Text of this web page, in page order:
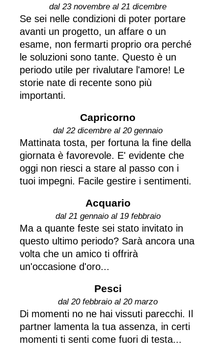
dal 23 novembre al 21 dicembre
Se sei nelle condizioni di poter portare
avanti un progetto, un affare o un
esame, non fermarti proprio ora perché
le soluzioni sono tante. Questo è un
periodo utile per rivalutare l'amore! Le
storie nate di recente sono più
importanti.
Capricorno
dal 22 dicembre al 20 gennaio
Mattinata tosta, per fortuna la fine della
giornata è favorevole. E' evidente che
oggi non riesci a stare al passo con i
tuoi impegni. Facile gestire i sentimenti.
Acquario
dal 21 gennaio al 19 febbraio
Ma a quante feste sei stato invitato in
questo ultimo periodo? Sarà ancora una
volta che un amico ti offrirà
un'occasione d'oro...
Pesci
dal 20 febbraio al 20 marzo
Di momenti no ne hai vissuti parecchi. Il
partner lamenta la tua assenza, in certi
momenti ti senti come fuori di testa...